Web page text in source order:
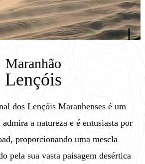
Maranhão
Lençóis
dos Lençóis Maranhenses é um
a natureza e é entusiasta por
proporcionando uma mescla
pela sua vasta paisagem desértica